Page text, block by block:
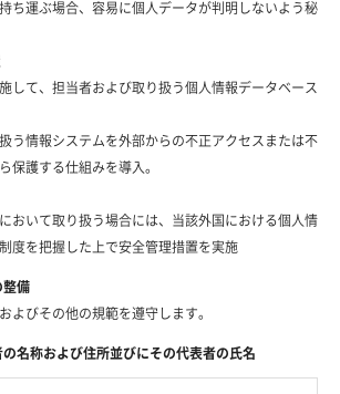
ち運ぶ場合、容易に個人データが判明しないよう秘
して、担当者および取り扱う個人情報データベース
う情報システムを外部からの不正アクセスまたは不
保護する仕組みを導入。
おいて取り扱う場合には、当該外国における個人情
度を把握した上で安全管理措置を実施
整備
よびその他の規範を遵守します。
名称および住所並びにその代表者の氏名